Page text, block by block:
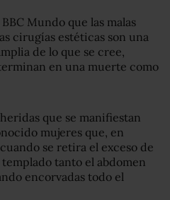
Mundo que las malas
cirugías estéticas son una
de lo que se cree,
en una muerte como
que se manifiestan
mujeres que, en
se retira el exceso de
tanto el abdomen
encorvadas todo el